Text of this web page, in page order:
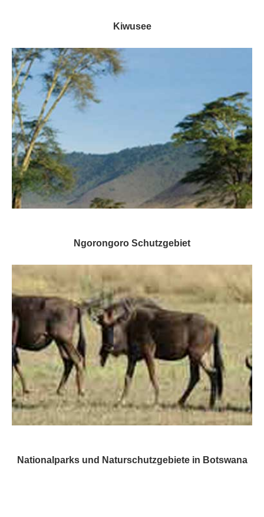
Kiwusee
Ngorongoro Schutzgebiet
Nationalparks und Naturschutzgebiete in Botswana